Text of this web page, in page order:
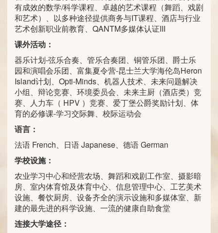
有成效的数学/科学课程、卓越的艺术课程（舞蹈、戏剧
和艺术）、以多种途径提供商务与IT课程、酒店与行业
艺术创新职业前教育、QANTM多媒体认证III
课外活动：
器乐计划-弦乐合奏、管乐合奏团、铜管乐团、爵士乐
园和演唱会乐团、富集夏令营-昆士兰大学海伦岛Heron
Island计划、Opti-Minds、机器人技术、未来问题解决
小组、辩论竞赛、环境委员会、未来主厨（酒店类）竞
赛、人力车（ HPV ）竞赛、爱丁堡公爵奖励计划、体
育的必修课-学习交际舞、校际运动会
语言：
法语 French、日语 Japanese、德语 German
学校设施：
农业学习中心和经营农场、舞蹈和戏剧工作室、摄影暗
房、室内体育馆及体育中心、信息管理中心、工艺美术
设施、餐饮厨房、设备齐全的演示设施和多媒体室、新
建的最先进的科学设施、一流的健康自助食堂
连接大学途径：